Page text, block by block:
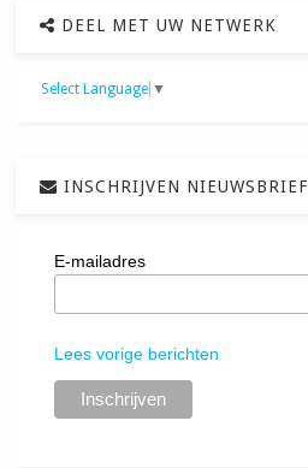
DEEL MET UW NETWERK
Select Language ▼
INSCHRIJVEN NIEUWSBRIEF
E-mailadres
Lees vorige berichten